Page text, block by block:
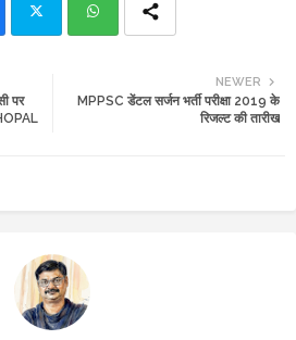
ats
NEWER
MPPSC डेंटल सर्जन भर्ती परीक्षा 2019 के
रिजल्ट की तारीख
पर